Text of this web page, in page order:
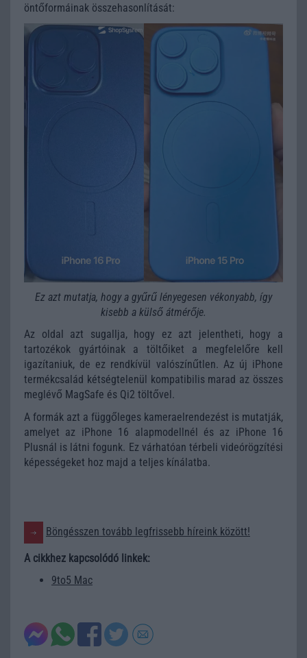
öntőformáinak összehasonlítását:
Ez azt mutatja, hogy a gyűrű lényegesen vékonyabb, így
kisebb a külső átmérője.
Az oldal azt sugallja, hogy ez azt jelentheti, hogy a
tartozékok gyártóinak a töltőiket a megfelelőre kell
igazítaniuk, de ez rendkívül valószínűtlen. Az új iPhone
termékcsalád kétségtelenül kompatibilis marad az összes
meglévő MagSafe és Qi2 töltővel.
A formák azt a függőleges kameraelrendezést is mutatják,
amelyet az iPhone 16 alapmodellnél és az iPhone 16
Plusnál is látni fogunk. Ez várhatóan térbeli videórögzítési
képességeket hoz majd a teljes kínálatba.
Böngésszen tovább legfrissebb híreink között!
A cikkhez kapcsolódó linkek:
9to5 Mac